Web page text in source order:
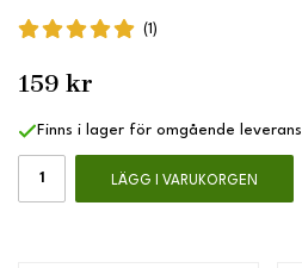
(1)
159 kr
Finns i lager för omgående leverans
LÄGG I VARUKORGEN